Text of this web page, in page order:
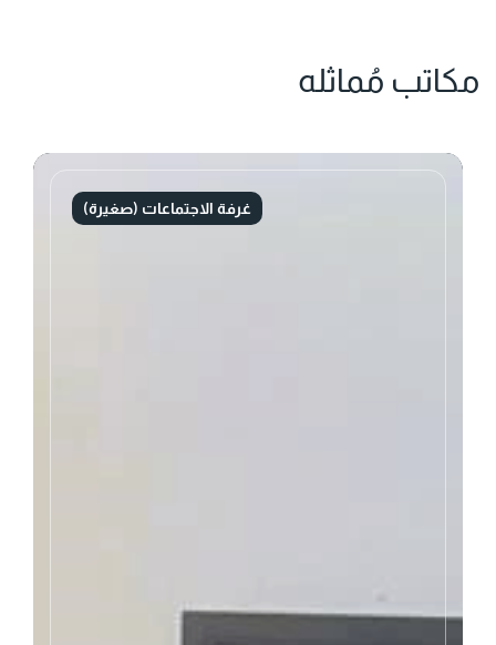
مكاتب مُماثله
غرفة الاجتماعات (صغيرة)